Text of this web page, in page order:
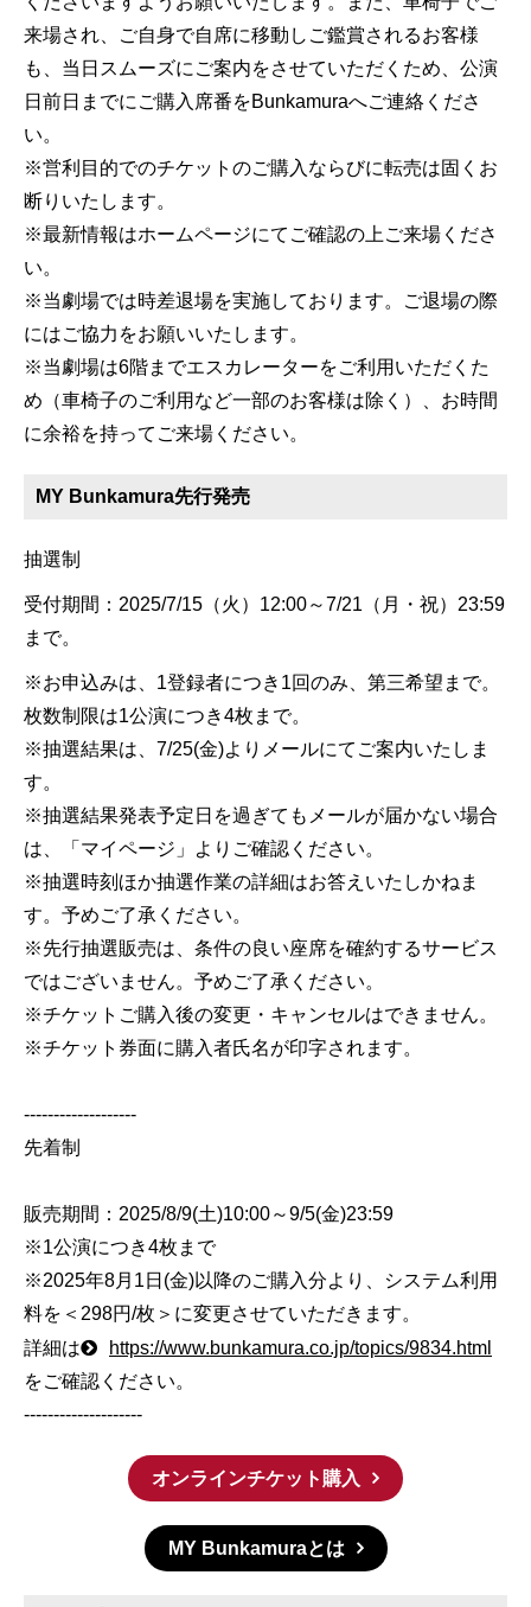
来場され、ご自身で自席に移動しご鑑賞されるお客様
も、当日スムーズにご案内をさせていただくため、公演
日前日までにご購入席番をBunkamuraへご連絡くださ
い。
※営利目的でのチケットのご購入ならびに転売は固くお
断りいたします。
※最新情報はホームページにてご確認の上ご来場くださ
い。
※当劇場では時差退場を実施しております。ご退場の際
にはご協力をお願いいたします。
※当劇場は6階までエスカレーターをご利用いただくた
め（車椅子のご利用など一部のお客様は除く）、お時間
に余裕を持ってご来場ください。
MY Bunkamura先行発売
抽選制
受付期間：2025/7/15（火）12:00～7/21（月・祝）23:59
まで。
※お申込みは、1登録者につき1回のみ、第三希望まで。
枚数制限は1公演につき4枚まで。
※抽選結果は、7/25(金)よりメールにてご案内いたしま
す。
※抽選結果発表予定日を過ぎてもメールが届かない場合
は、「マイページ」よりご確認ください。
※抽選時刻ほか抽選作業の詳細はお答えいたしかねま
す。予めご了承ください。
※先行抽選販売は、条件の良い座席を確約するサービス
ではございません。予めご了承ください。
※チケットご購入後の変更・キャンセルはできません。
※チケット券面に購入者氏名が印字されます。
-------------------
先着制
販売期間：2025/8/9(土)10:00～9/5(金)23:59
※1公演につき4枚まで
※2025年8月1日(金)以降のご購入分より、システム利用
料を＜298円/枚＞に変更させていただきます。
詳細は
https://www.bunkamura.co.jp/topics/9834.html
をご確認ください。
--------------------
オンラインチケット購入
MY Bunkamuraとは